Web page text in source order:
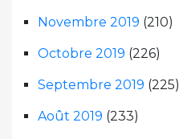
Novembre 2019 (210)
Octobre 2019 (226)
Septembre 2019 (225)
Août 2019 (233)